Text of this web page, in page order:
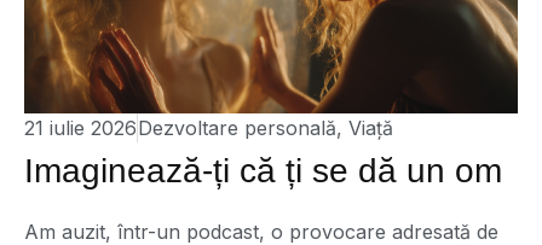
21 iulie 2026Dezvoltare personală, Viață
Imaginează-ți că ți se dă un om
Am auzit, într-un podcast, o provocare adresată de